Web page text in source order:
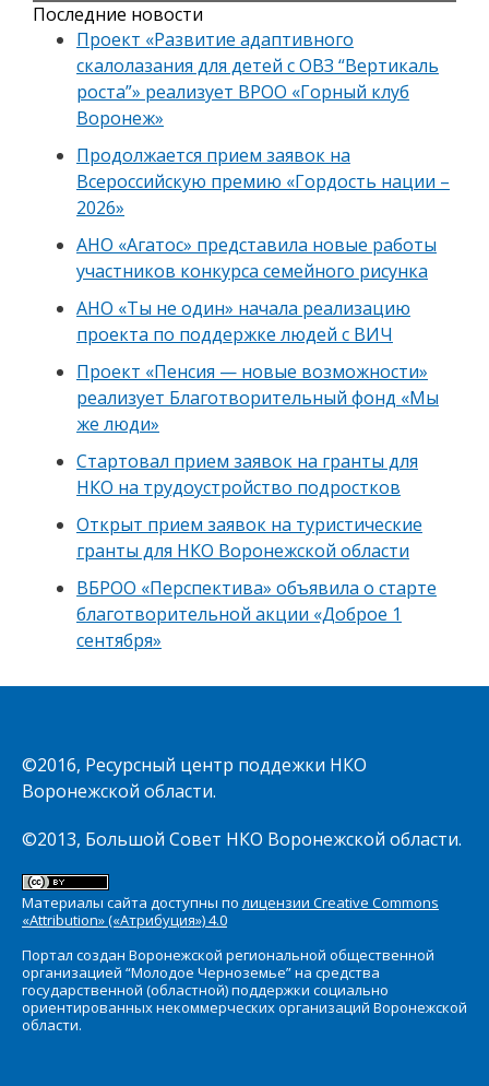
Последние новости
Проект «Развитие адаптивного
скалолазания для детей с ОВЗ “Вертикаль
роста”» реализует ВРОО «Горный клуб
Воронеж»
Продолжается прием заявок на
Всероссийскую премию «Гордость нации –
2026»
АНО «Агатос» представила новые работы
участников конкурса семейного рисунка
АНО «Ты не один» начала реализацию
проекта по поддержке людей с ВИЧ
Проект «Пенсия — новые возможности»
реализует Благотворительный фонд «Мы
же люди»
Стартовал прием заявок на гранты для
НКО на трудоустройство подростков
Открыт прием заявок на туристические
гранты для НКО Воронежской области
ВБРОО «Перспектива» объявила о старте
благотворительной акции «Доброе 1
сентября»
©2016, Ресурсный центр поддежки НКО
Воронежской области.
©2013, Большой Совет НКО Воронежской области.
Материалы сайта доступны полицензии Creative Commons
«Attribution» («Атрибуция») 4.0
Портал создан Воронежской региональной общественной
организацией “Молодое Черноземье” на средства
государственной (областной) поддержки социально
ориентированных некоммерческих организаций Воронежской
области.